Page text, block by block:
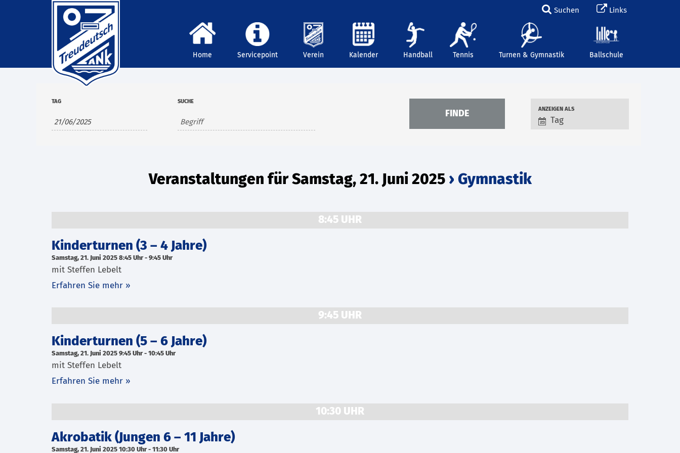
Suchen Links
Home Servicepoint Verein Kalender Handball Tennis Turnen & Gymnastik Ballschule
Verstaltungsansicht
Navigation
ANZEIGEN ALS
Tag
TAG SUCHE
Veranstaltungen für Samstag, 21. Juni 2025› Gymnastik
8:45 UHR
Kinderturnen (3 – 4 Jahre)
Samstag, 21. Juni 2025 8:45 Uhr- 9:45 Uhr
mit Steffen Lebelt
Erfahren Sie mehr »
9:45 UHR
Kinderturnen (5 – 6 Jahre)
Samstag, 21. Juni 2025 9:45 Uhr- 10:45 Uhr
mit Steffen Lebelt
Erfahren Sie mehr »
10:30 UHR
Akrobatik (Jungen 6 – 11 Jahre)
Samstag, 21. Juni 2025 10:30 Uhr- 11:30 Uhr